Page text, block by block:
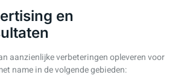
en
aanzienlijke verbeteringen opleveren voor
name in de volgende gebieden: